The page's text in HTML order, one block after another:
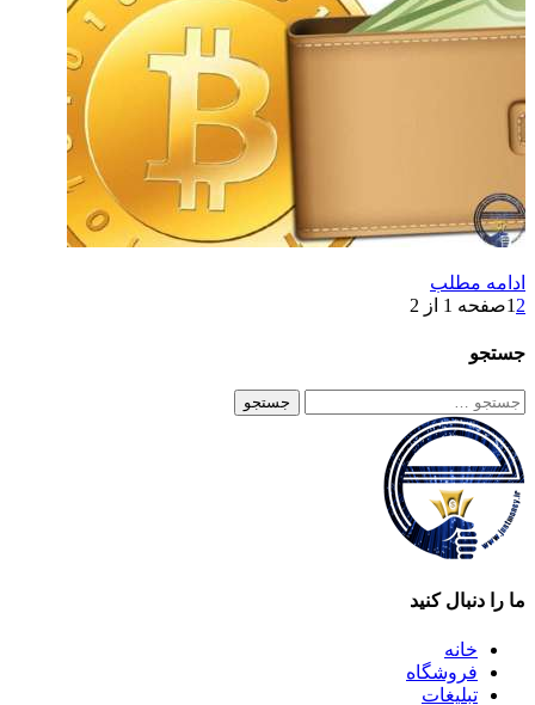
ادامه مطلب
1 2 صفحه 1 از 2
جستجو
جستجو
برای:
ما را دنبال کنید
خانه
فروشگاه
تبلیغات